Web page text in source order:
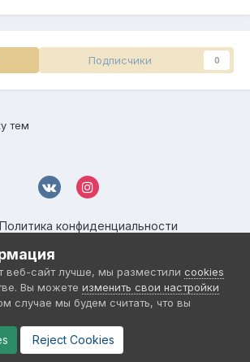
Подписчики 0
тем
Политика конфиденциальности
DMS NETWORK | All Rights Reserved.
by Invision Community
веб-сайт лучше, мы разместили cookies
Вы можете изменить свои настройки
случае мы будем считать, что вы
Reject Cookies